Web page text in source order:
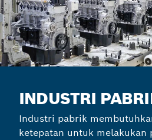
INDUSTRI
Industri pabrik
ketepatan untuk melakukan